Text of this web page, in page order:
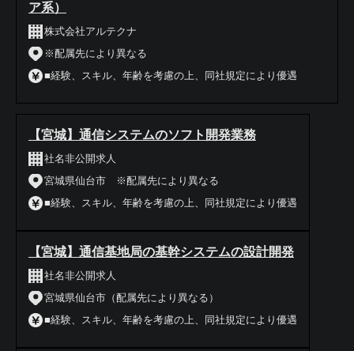
ア系）
株式会社アルテクナ
※配属先により異なる
■経験、スキル、年齢を考慮の上、同社規定により優遇
【宮城】通信システムのソフト開発業務
社名非公開求人
宮城県仙台市 ※配属先により異なる
■経験、スキル、年齢を考慮の上、同社規定により優遇
【宮城】通信基地局の基幹システムの設計開発
社名非公開求人
宮城県仙台市（配属先により異なる）
■経験、スキル、年齢を考慮の上、同社規定により優遇